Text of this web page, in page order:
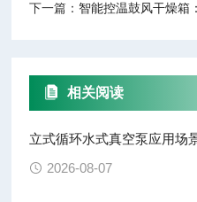
下一篇： 智能控温鼓风干燥箱：实
相关阅读
立式循环水式真空泵应用场
2026-08-07